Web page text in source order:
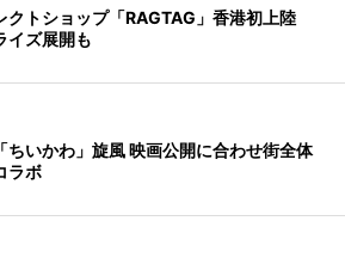
クトショップ「RAGTAG」香港初上陸
イズ展開も
ちいかわ」旋風 映画公開に合わせ街全体
ラボ